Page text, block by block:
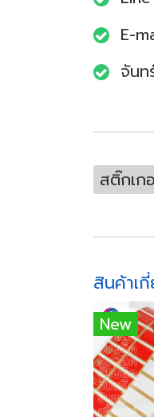
E-
จันท
สติ๊กเก
สินค้าเ
New